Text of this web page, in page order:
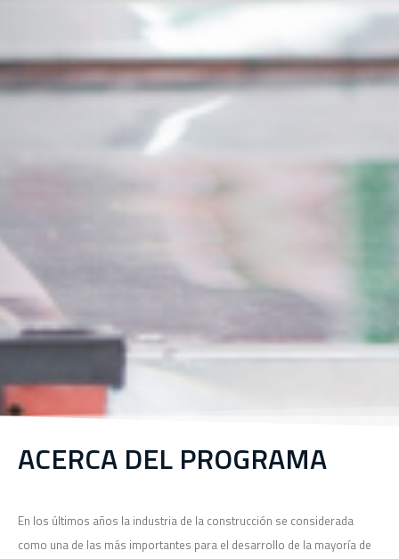
ACERCA DEL PROGRAMA
En los últimos años la industria de la construcción se considerada
como una de las más importantes para el desarrollo de la mayoría de